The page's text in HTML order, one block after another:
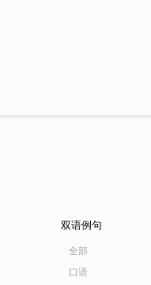
双语例句
全部
口语